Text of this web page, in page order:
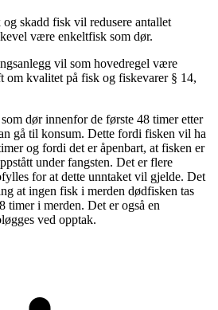
skadd fisk vil redusere antallet
være enkeltfisk som dør.
vil som hovedregel være
om kvalitet på fisk og fiskevarer § 14,
dør innenfor de første 48 timer etter
gå til konsum. Dette fordi fisken vil ha
og fordi det er åpenbart, at fisken er
under fangsten. Det er flere
for at dette unntaket vil gjelde. Det
at ingen fisk i merden dødfisken tas
timer i merden. Det er også en
ved opptak.